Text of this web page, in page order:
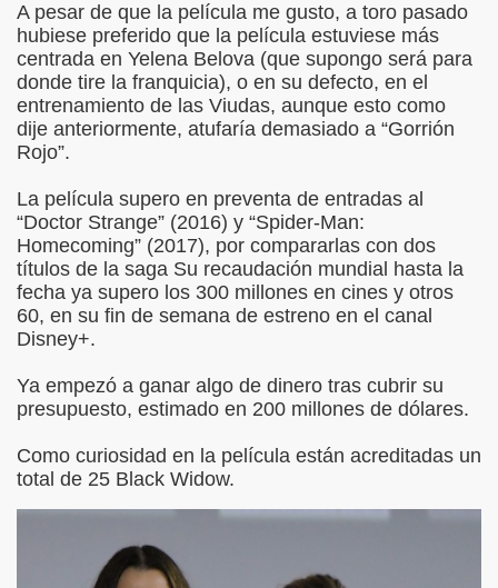
A pesar de que la película me gusto, a toro pasado
hubiese preferido que la película estuviese más
centrada en Yelena Belova (que supongo será para
donde tire la franquicia), o en su defecto, en el
entrenamiento de las Viudas, aunque esto como
dije anteriormente, atufaría demasiado a “Gorrión
Rojo”.
La película supero en preventa de entradas al
“Doctor Strange” (2016) y “Spider-Man:
Homecoming” (2017), por compararlas con dos
títulos de la saga Su recaudación mundial hasta la
fecha ya supero los 300 millones en cines y otros
60, en su fin de semana de estreno en el canal
Disney+.
Ya empezó a ganar algo de dinero tras cubrir su
presupuesto, estimado en 200 millones de dólares.
Como curiosidad en la película están acreditadas un
total de 25 Black Widow.